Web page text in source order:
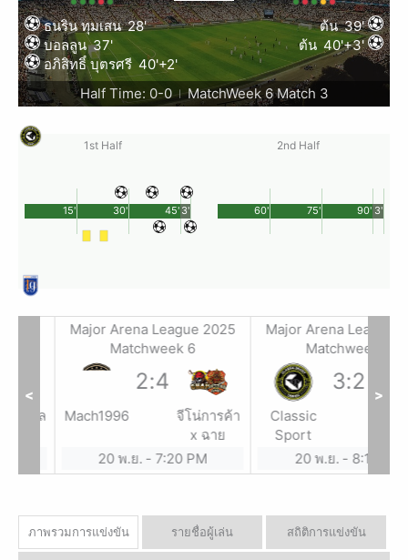
ธนริน ทุมเสน 28'
บอลลูน 37'
อภิสิทธิ์ บุตรศรี 40'+2'
ต้น 39'
ต้น 40'+3'
Half Time: 0-0 MatchWeek 6 Match 3
1st Half
45'
15' 30' 3'
2nd Half
90'
60' 75' 3'
Major Arena League 2025
Matchweek 6
Mach1996
:4
จีโน่การค้า
x ฉาย
20 พ.ย. -7:20 PM
Major Arena League
Matchweek 6
Classic
Sport
:2
20 พ.ย. -8:10 PM
< >
ภาพรวมการแข่งขัน รายชื่อผู้เล่น สถิติการแข่งขัน